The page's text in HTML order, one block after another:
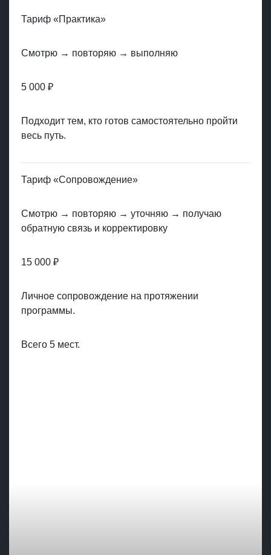
Тариф «Практика»
Смотрю → повторяю → выполняю
5 000 ₽
Подходит тем, кто готов самостоятельно пройти
весь путь.
Тариф «Сопровождение»
Смотрю → повторяю → уточняю → получаю
обратную связь и корректировку
15 000 ₽
Личное сопровождение на протяжении
программы.
Всего 5 мест.